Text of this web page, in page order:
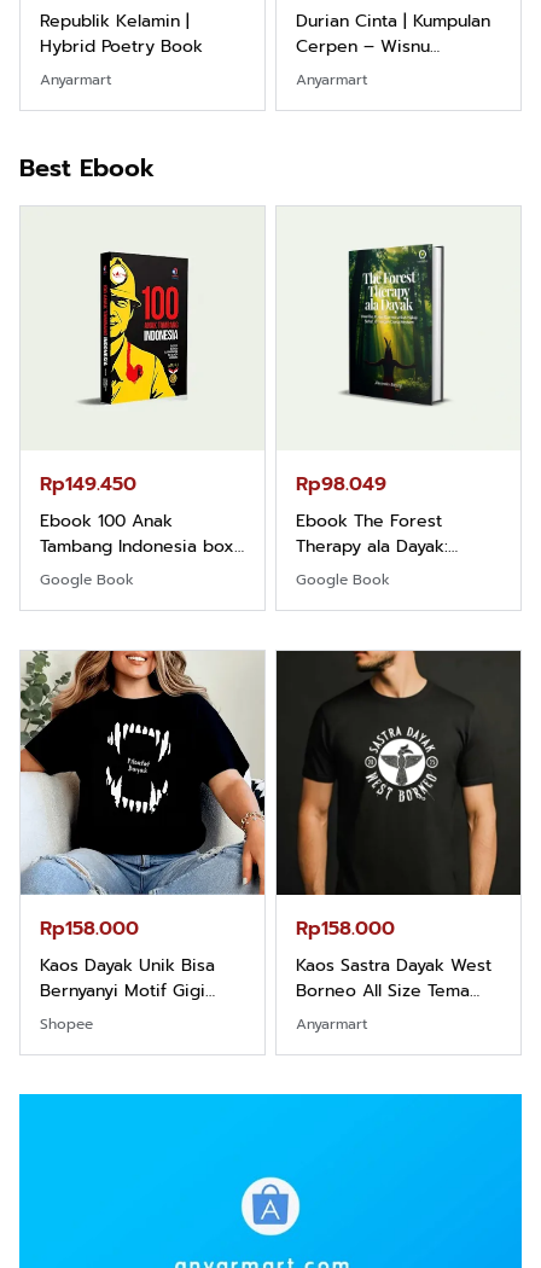
Republik Kelamin |
Hybrid Poetry Book
Anyarmart
Durian Cinta | Kumpulan
Cerpen – Wisnu
Pamungkas
Anyarmart
Best Ebook
Rp149.450
Ebook 100 Anak
Tambang Indonesia box
cover
Google Book
Rp98.049
Ebook The Forest
Therapy ala Dayak:
Healing Wisdom from
the Heart of Borneor
Google Book
Rp158.000
Kaos Dayak Unik Bisa
Bernyanyi Motif Gigi
Taring Ukuran M
Shopee
Rp158.000
Kaos Sastra Dayak West
Borneo All Size Tema
Tembawang
Anyarmart